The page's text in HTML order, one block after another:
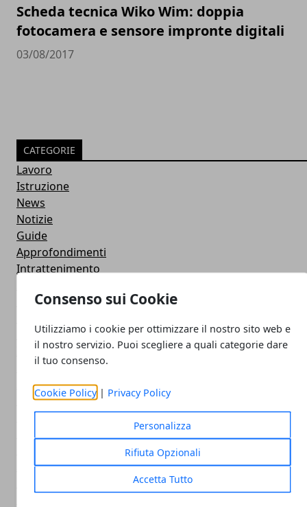
Consenso sui Cookie
Utilizziamo i cookie per ottimizzare il nostro sito web e
il nostro servizio. Puoi scegliere a quali categorie dare
il tuo consenso.
Cookie Policy| Privacy Policy
Personalizza
Rifiuta Opzionali
Accetta Tutto
Scheda tecnica Wiko Wim: doppia
fotocamera e sensore impronte digitali
03/08/2017
CATEGORIE
Lavoro
Istruzione
News
Notizie
Guide
Approfondimenti
Intrattenimento
Confronto
Cellulari e Smartphone
Immagini e GIF Buongiorno per Whatsapp
Smart Watch
Strumenti
Contapassi e Calorie
Featured
Senza categoria